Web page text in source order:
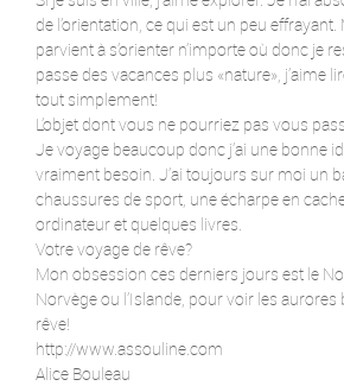
de l’orientation, ce qui est un peu
parvient à s’orienter n’importe où donc je
passe des vacances plus «nature», j’aime
tout simplement!
L’objet dont vous ne pourriez pas vous
Je voyage beaucoup donc j’ai une bonne
vraiment besoin. J’ai toujours sur moi un
chaussures de sport, une écharpe en
ordinateur et quelques livres.
Votre voyage de rêve?
Mon obsession ces derniers jours est le
Norvège ou l’Islande, pour voir les aurores
rêve!
http://www.assouline.com
Alice Bouleau